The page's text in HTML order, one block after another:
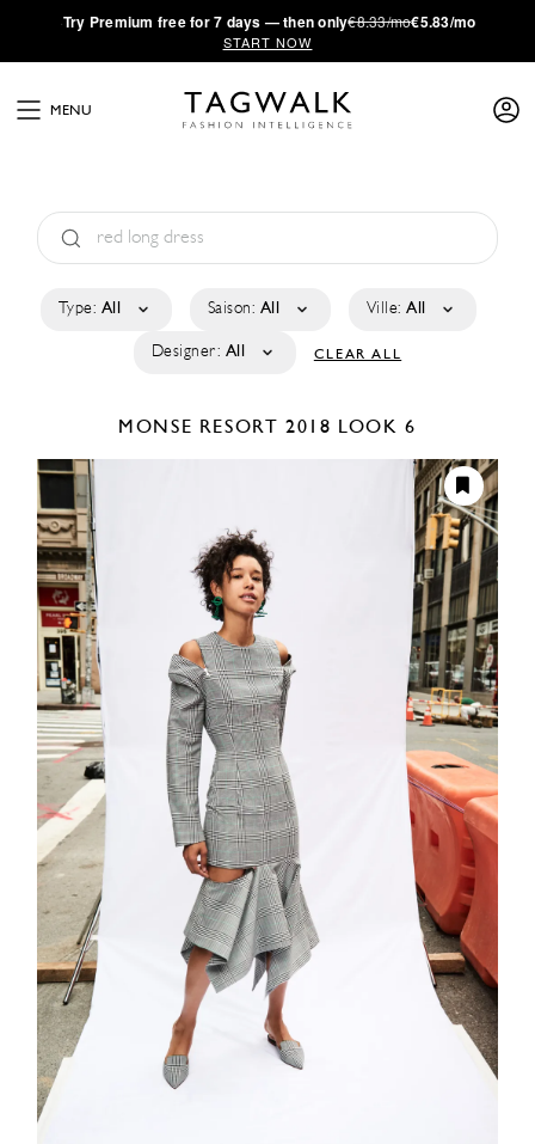
·Try Premium free for 7 days — then only€8.33/mo€5.83/mo
START NOW
MENU
Type: All Saison: All Ville: All
Designer: All CLEAR ALL
MONSE RESORT 2018 LOOK 6